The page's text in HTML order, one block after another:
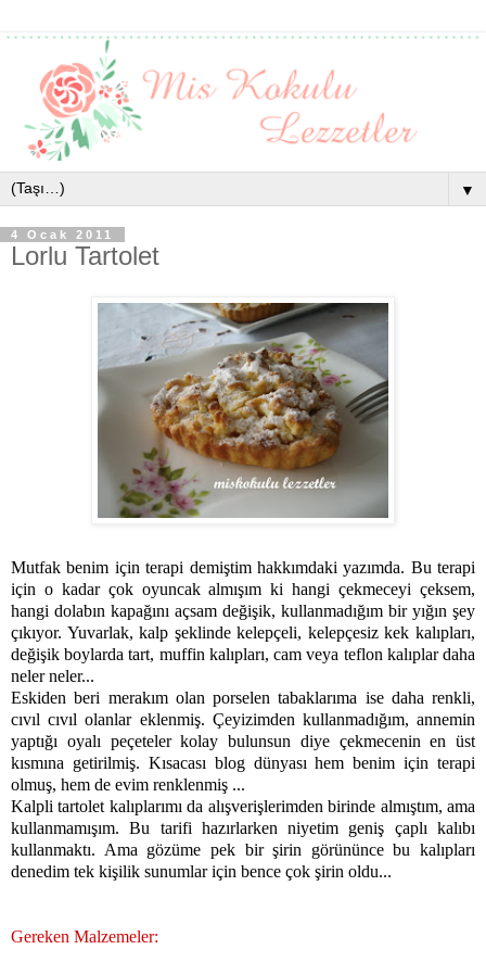
▼
4 Ocak 2011
Lorlu Tartolet
Mutfak benim için terapi demiştim hakkımdaki yazımda. Bu terapi
için o kadar çok oyuncak almışım ki hangi çekmeceyi çeksem,
hangi dolabın kapağını açsam değişik, kullanmadığım bir yığın şey
çıkıyor. Yuvarlak, kalp şeklinde kelepçeli, kelepçesiz kek kalıpları,
değişik boylarda tart, muffin kalıpları, cam veya teflon kalıplar daha
neler neler...
Eskiden beri merakım olan porselen tabaklarıma ise daha renkli,
cıvıl cıvıl olanlar eklenmiş. Çeyizimden kullanmadığım, annemin
yaptığı oyalı peçeteler kolay bulunsun diye çekmecenin en üst
kısmına getirilmiş. Kısacası blog dünyası hem benim için terapi
olmuş, hem de evim renklenmiş ...
Kalpli tartolet kalıplarımı da alışverişlerimden birinde almıştım, ama
kullanmamışım. Bu tarifi hazırlarken niyetim geniş çaplı kalıbı
kullanmaktı. Ama gözüme pek bir şirin görününce bu kalıpları
denedim tek kişilik sunumlar için bence çok şirin oldu...
Gereken Malzemeler: